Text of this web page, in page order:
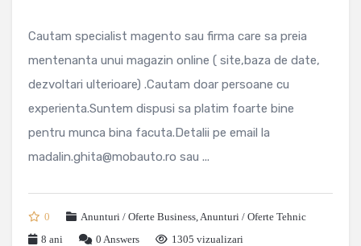
Cautam specialist magento sau firma care sa preia
mentenanta unui magazin online ( site,baza de date,
dezvoltari ulterioare) .Cautam doar persoane cu
experienta.Suntem dispusi sa platim foarte bine
pentru munca bina facuta.Detalii pe email la
madalin.ghita@mobauto.ro sau ...
0 Anunturi / Oferte Business,Anunturi / Oferte Tehnic
8 ani
0 Answers 1305 vizualizari